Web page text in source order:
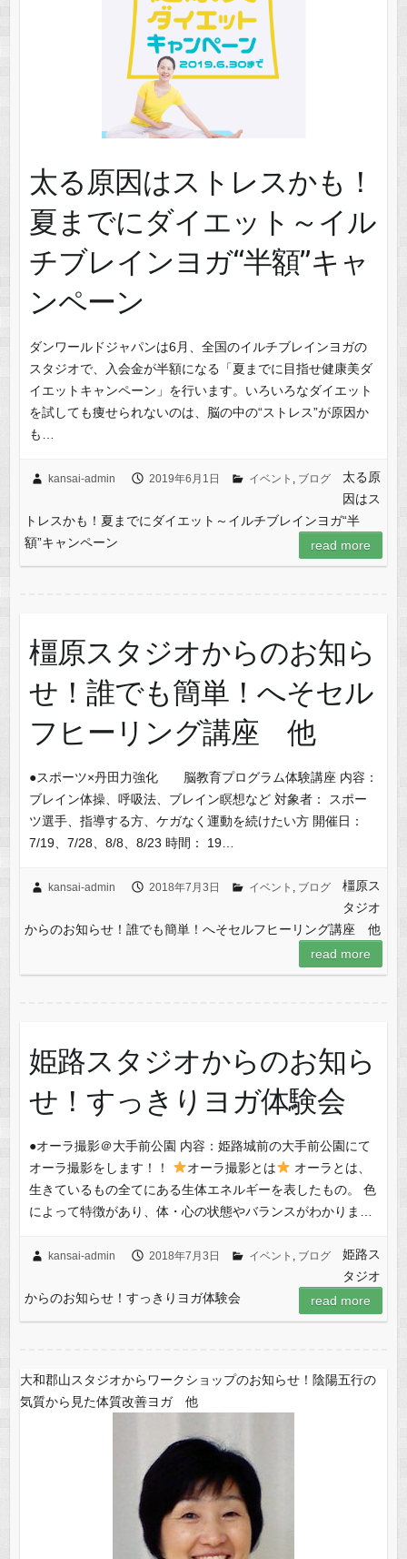
太る原因はストレスかも！
夏までにダイエット～イル
チブレインヨガ“半額”キャ
ンペーン
ダンワールドジャパンは6月、全国のイルチブレインヨガの
スタジオで、入会金が半額になる「夏までに目指せ健康美ダ
イエットキャンペーン」を行います。いろいろなダイエット
を試しても痩せられないのは、脳の中の“ストレス”が原因か
も…
kansai-admin 2019年6月1日 イベント ブログ
太る原
因はス
トレスかも！夏までにダイエット～イルチブレインヨガ“半
額”キャンペーン
read more
橿原スタジオからのお知ら
せ！誰でも簡単！へそセル
フヒーリング講座 他
●スポーツ×丹田力強化 脳教育プログラム体験講座 内容：
ブレイン体操、呼吸法、ブレイン瞑想など 対象者： スポー
ツ選手、指導する方、ケガなく運動を続けたい方 開催日：
7/19、7/28、8/8、8/23 時間： 19…
kansai-admin 2018年7月3日 イベント , ブログ
橿原ス
タジオ
からのお知らせ！誰でも簡単！へそセルフヒーリング講座 他
read more
姫路スタジオからのお知ら
せ！すっきりヨガ体験会
●オーラ撮影＠大手前公園 内容：姫路城前の大手前公園にて
オーラ撮影をします！！
オーラ撮影とは
オーラとは、
生きているもの全てにある生体エネルギーを表したもの。 色
によって特徴があり、体・心の状態やバランスがわかりま…
kansai-admin 2018年7月3日 イベント , ブログ
姫路ス
タジオ
からのお知らせ！すっきりヨガ体験会
read more
大和郡山スタジオからワークショップのお知らせ！陰陽五行の
気質から見た体質改善ヨガ 他